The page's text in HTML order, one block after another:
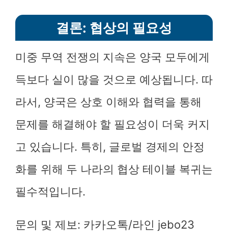
결론: 협상의 필요성
미중 무역 전쟁의 지속은 양국 모두에게
득보다 실이 많을 것으로 예상됩니다. 따
라서, 양국은 상호 이해와 협력을 통해
문제를 해결해야 할 필요성이 더욱 커지
고 있습니다. 특히, 글로벌 경제의 안정
화를 위해 두 나라의 협상 테이블 복귀는
필수적입니다.
문의 및 제보: 카카오톡/라인 jebo23